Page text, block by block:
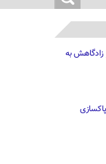
پس از 66 روز در زادگاهش به
پاکسازی